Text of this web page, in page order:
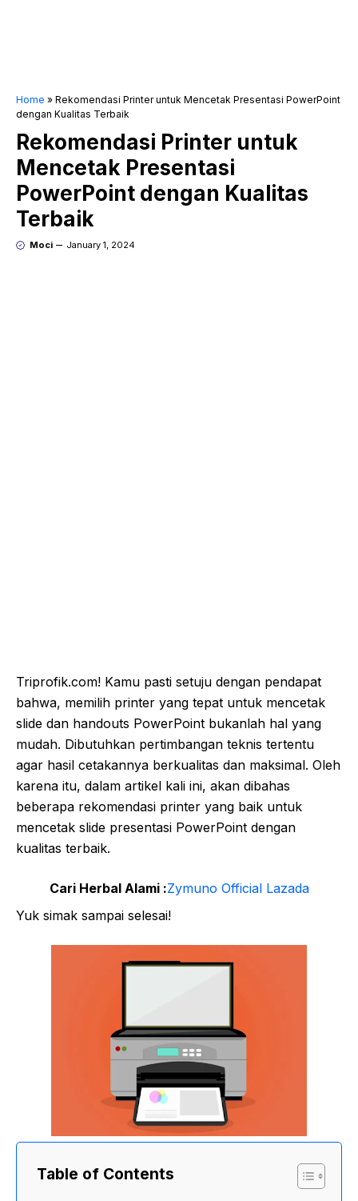
Home » Rekomendasi Printer untuk Mencetak Presentasi PowerPoint
dengan Kualitas Terbaik
Rekomendasi Printer untuk
Mencetak Presentasi
PowerPoint dengan Kualitas
Terbaik
Moci January 1, 2024
Triprofik.com! Kamu pasti setuju dengan pendapat
bahwa, memilih printer yang tepat untuk mencetak
slide dan handouts PowerPoint bukanlah hal yang
mudah. Dibutuhkan pertimbangan teknis tertentu
agar hasil cetakannya berkualitas dan maksimal. Oleh
karena itu, dalam artikel kali ini, akan dibahas
beberapa rekomendasi printer yang baik untuk
mencetak slide presentasi PowerPoint dengan
kualitas terbaik.
Cari Herbal Alami :Zymuno Official Lazada
Yuk simak sampai selesai!
Table of Contents